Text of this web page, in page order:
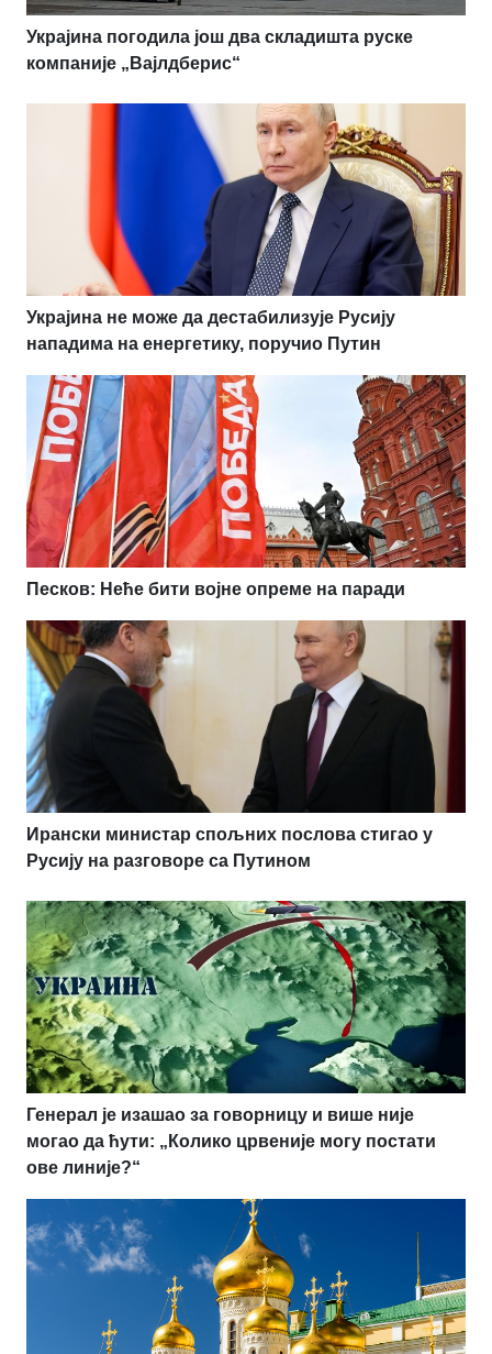
Украјина погодила још два складишта руске
компаније „Вајлдберис“
Украјина не може да дестабилизује Русију
нападима на енергетику, поручио Путин
Песков: Неће бити војне опреме на паради
Ирански министар спољних послова стигао у
Русију на разговоре са Путином
Генерал је изашао за говорницу и више није
могао да ћути: „Колико црвеније могу постати
ове линије?“